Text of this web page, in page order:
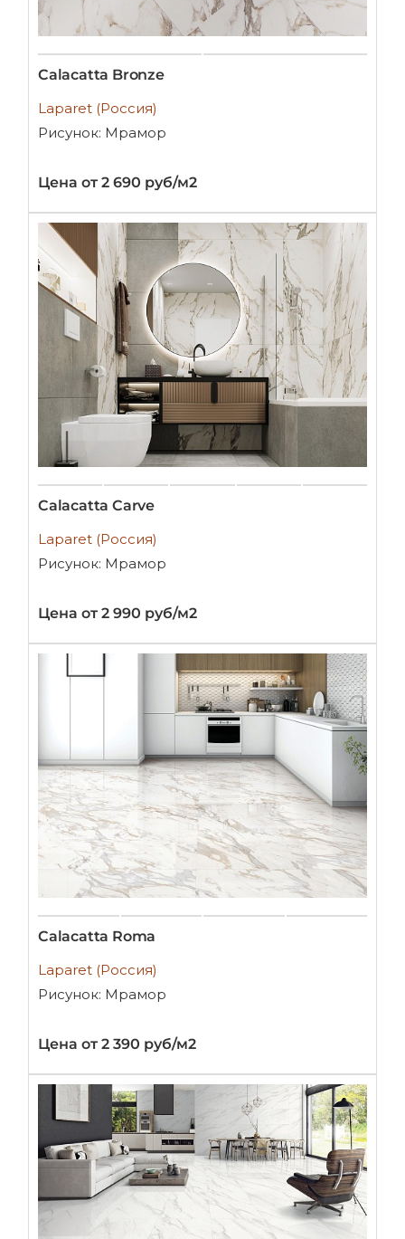
Calacatta Bronze
Laparet (Россия)
Рисунок: Мрамор
Цена от 2 690 руб/м2
Calacatta Carve
Laparet (Россия)
Рисунок: Мрамор
Цена от 2 990 руб/м2
Calacatta Roma
Laparet (Россия)
Рисунок: Мрамор
Цена от 2 390 руб/м2